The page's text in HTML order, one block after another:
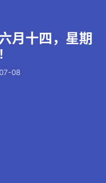
月十四，星期
08